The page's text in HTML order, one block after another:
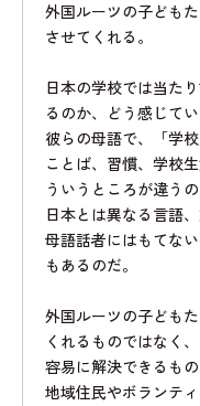
外国ルーツの子ども
させてくれる。
日本の学校では当た
るのか、どう感じてい
彼らの母語で、「学
ことば、習慣、学校
ういうところが違うの
日本とは異なる言語
母語話者にはもてな
もあるのだ。
外国ルーツの子ども
くれるものではなく、
容易に解決できるもの
地域住民やボランテ